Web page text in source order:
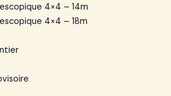
4×4 – 14m
4×4 – 18m